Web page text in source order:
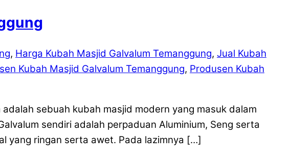
, Harga Kubah Masjid Galvalum Temanggung, Jual Kubah
Kubah Masjid Galvalum Temanggung, Produsen Kubah
sebuah kubah masjid modern yang masuk dalam
sendiri adalah perpaduan Aluminium, Seng serta
yang ringan serta awet. Pada lazimnya […]